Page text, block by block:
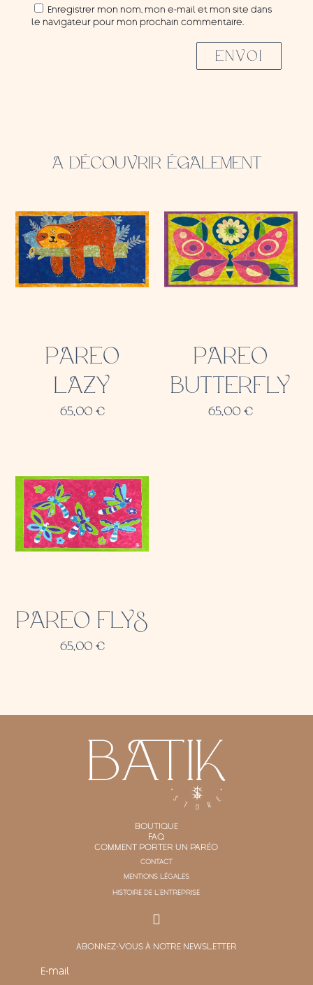
Enregistrer mon nom, mon e-mail et mon site dans
le navigateur pour mon prochain commentaire.
ENVOI
A DÉCOUVRIR ÉGALEMENT
PAREO
LAZY
65,00 €
PAREO
BUTTERFLY
65,00€
PAREO FLYS
65,00 €
BOUTIQUE
FAQ
COMMENT PORTER UN PARÉO
CONTACT
MENTIONS LÉGALES
HISTOIRE DE L'ENTREPRISE
ABONNEZ-VOUS À NOTRE NEWSLETTER